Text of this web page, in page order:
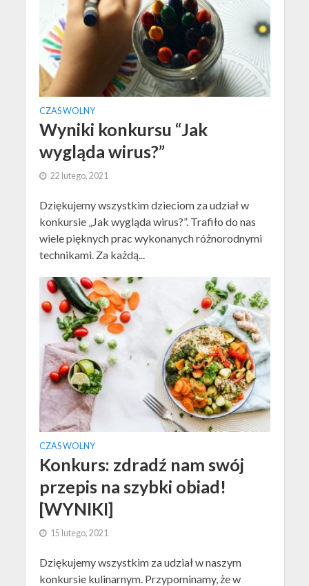
CZAS WOLNY
Wyniki konkursu “Jak
wygląda wirus?”
22 lutego, 2021
Dziękujemy wszystkim dzieciom za udział w
konkursie „Jak wygląda wirus?”. Trafiło do nas
wiele pięknych prac wykonanych różnorodnymi
technikami. Za każdą...
CZAS WOLNY
Konkurs: zdradź nam swój
przepis na szybki obiad!
[WYNIKI]
15 lutego, 2021
Dziękujemy wszystkim za udział w naszym
konkursie kulinarnym. Przypominamy, że w